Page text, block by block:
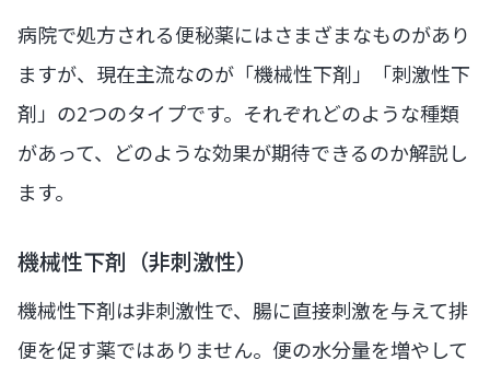
病院で処方される便秘薬にはさまざまなものがあり
ますが、現在主流なのが「機械性下剤」「刺激性下
剤」の2つのタイプです。それぞれどのような種類
があって、どのような効果が期待できるのか解説し
ます。
機械性下剤（非刺激性）
機械性下剤は非刺激性で、腸に直接刺激を与えて排
便を促す薬ではありません。便の水分量を増やして